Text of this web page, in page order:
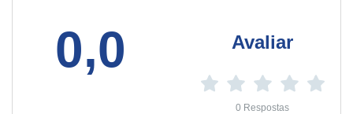
0,0 Avaliar
0 Respostas